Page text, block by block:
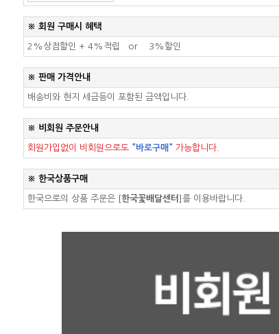
※ 회원 구매시 혜택
2%상점할인 + 4%적립 or 3%할인
※ 판매 가격안내
배송비와 현지 세금등이 포함된 금액입니다.
※ 비회원 주문안내
회원가입없이 비회원으로도 "바로구매" 가능합니다.
※ 한국상품구매
한국으로의 상품 주문은 [한국꽃배달센터 ] 를 이용바랍니다.